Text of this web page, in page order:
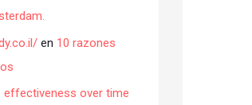
en 10 razones
effectiveness over time